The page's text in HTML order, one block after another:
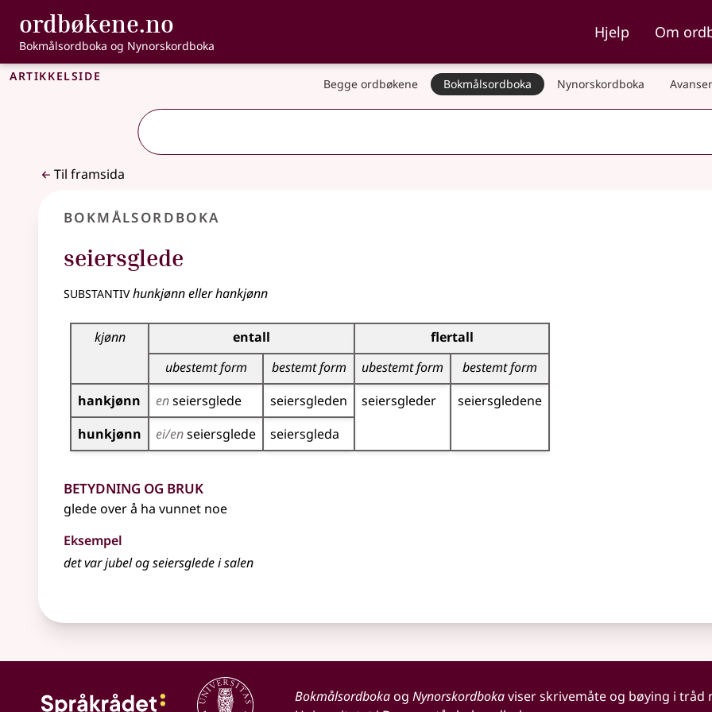
Gå til hovudinnhald
Tilgjenge
ordbøkene.no , Bokmålsordboka og Nynorskordboka
Bokmålsordboka og Nynorskordboka
Hjelp Om
Artikkelside Begge ordbøkene Bokmålsordboka Nynorskordboka
Til framsida
Bokmålsordboka
seiersglede
substantivhunkjønn eller hankjønn
Bøyingstabell for dette substantivet
kjønn entall
flertall
ubestemt form
bestemt form ubestemt form
bestemt form
hankjønn
enseiers­glede seiers­gleden seiers­gleder
seiers­gledene
hunkjønn
ei/enseiers­glede seiers­gleda
Betydning og bruk
glede over å ha vunnet noe
Eksempel
det var jubel og seiersglede i salen
Bokmålsordbokaog Nynorskordbokaviser skrivemåte og bøying i tråd